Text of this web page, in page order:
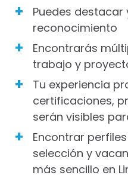
Puedes destacar
reconocimiento
Encontrarás
trabajo y
Tu experiencia
certificaciones,
serán visibles
Encontrar
selección y
más sencillo en